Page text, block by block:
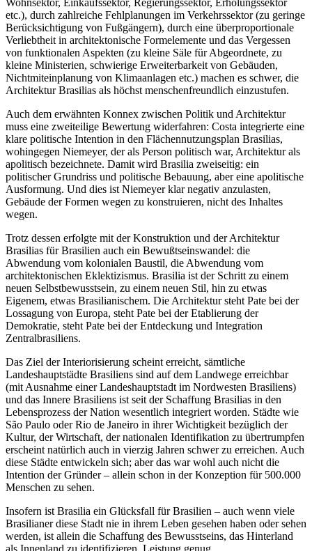
Wohnsektor, Einkaufssektor, Regierungssektor, Erholungssektor
etc.), durch zahlreiche Fehlplanungen im Verkehrssektor (zu geringe
Berücksichtigung von Fußgängern), durch eine überproportionale
Verliebtheit in architektonische Formelemente und das Vergessen
von funktionalen Aspekten (zu kleine Säle für Abgeordnete, zu
kleine Ministerien, schwierige Erweiterbarkeit von Gebäuden,
Nichtmiteinplanung von Klimaanlagen etc.) machen es schwer, die
Architektur Brasilias als höchst menschenfreundlich einzustufen.
Auch dem erwähnten Konnex zwischen Politik und Architektur
muss eine zweiteilige Bewertung widerfahren: Costa integrierte eine
klare politische Intention in den Flächennutzungsplan Brasilias,
wohingegen Niemeyer, der als Person politisch war, Architektur als
apolitisch bezeichnete. Damit wird Brasilia zweiseitig: ein
politischer Grundriss und politische Bebauung, aber eine apolitische
Ausformung. Und dies ist Niemeyer klar negativ anzulasten,
Gebäude der Formen wegen zu konstruieren, nicht des Inhaltes
wegen.
Trotz dessen erfolgte mit der Konstruktion und der Architektur
Brasilias für Brasilien auch ein Bewußtseinswandel: die
Abwendung vom kolonialen Baustil, die Abwendung vom
architektonischen Eklektizismus. Brasilia ist der Schritt zu einem
neuen Selbstbewusstsein, zu einem neuen Stil, hin zu etwas
Eigenem, etwas Brasilianischem. Die Architektur steht Pate bei der
Lossagung von Europa, steht Pate bei der Etablierung der
Demokratie, steht Pate bei der Entdeckung und Integration
Zentralbrasiliens.
Das Ziel der Interiorisierung scheint erreicht, sämtliche
Landeshauptstädte Brasiliens sind auf dem Landwege erreichbar
(mit Ausnahme einer Landeshauptstadt im Nordwesten Brasiliens)
und das Innere Brasiliens ist seit der Schaffung Brasilias in den
Lebensprozess der Nation wesentlich integriert worden. Städte wie
São Paulo oder Rio de Janeiro in ihrer Wichtigkeit bezüglich der
Kultur, der Wirtschaft, der nationalen Identifikation zu übertrumpfen
erscheint natürlich auch in vierzig Jahren schwer zu erreichen. Auch
diese Städte entwickeln sich; aber das war wohl auch nicht die
Intention der Gründer – allein schon in der Konzeption für 500.000
Menschen zu sehen.
Insofern ist Brasilia ein Glücksfall für Brasilien – auch wenn viele
Brasilianer diese Stadt nie in ihrem Leben gesehen haben oder sehen
werden, ist allein die Schaffung des Bewusstseins, das Hinterland